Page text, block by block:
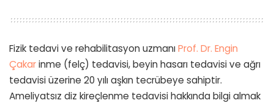
Fizik tedavi ve rehabilitasyon uzmanıProf. Dr. Engin
Çakarinme (felç) tedavisi, beyin hasarı tedavisi ve ağrı
tedavisi üzerine 20 yılı aşkın tecrübeye sahiptir.
Ameliyatsız diz kireçlenme tedavisi hakkında bilgi almak